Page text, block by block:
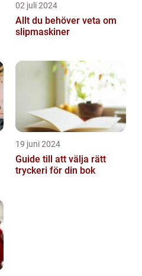
02 juli 2024
Allt du behöver veta om
slipmaskiner
19 juni 2024
Guide till att välja rätt
tryckeri för din bok